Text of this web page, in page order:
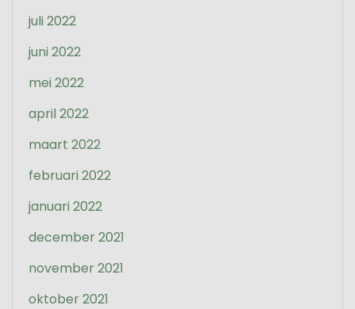
juli 2022
juni 2022
mei 2022
april 2022
maart 2022
februari 2022
januari 2022
december 2021
november 2021
oktober 2021